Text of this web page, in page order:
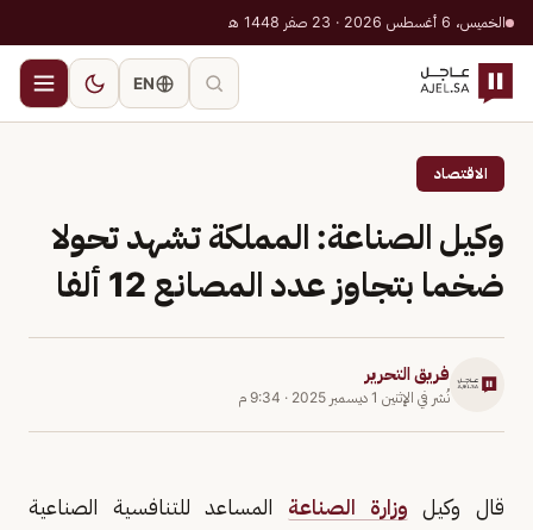
الخميس، 6 أغسطس 2026 · 23 صفر 1448 هـ
EN
الاقتصاد
وكيل الصناعة: المملكة تشهد تحولا
ضخما بتجاوز عدد المصانع 12 ألفا
فريق التحرير
نُشر في الإثنين 1 ديسمبر 2025 · 9:34 م
قال وكيل وزارة الصناعة المساعد للتنافسية الصناعية